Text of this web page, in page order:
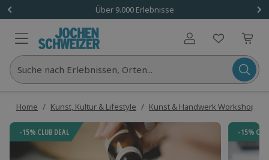
Über 9.000 Erlebnisse
Benutzerkonto
Suche nach Erlebnissen, Orten...
Home / Kunst, Kultur & Lifestyle / Kunst & Handwerk Workshops
-15% CLUB DEAL -15%